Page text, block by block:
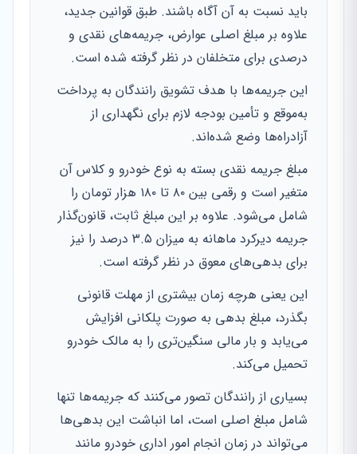
باید نسبت به آن آگاه باشند. طبق قوانین جدید،
علاوه بر مبلغ اصلی عوارض، جریمه‌های نقدی و
درصدی برای متخلفان در نظر گرفته شده است.
این جریمه‌ها با هدف تشویق رانندگان به پرداخت
به‌موقع و تأمین بودجه لازم برای نگهداری از
آزادراه‌ها وضع شده‌اند.
مبلغ جریمه نقدی بسته به نوع خودرو و کلاس آن
متغیر است و رقمی بین ۸۰ تا ۱۸۰ هزار تومان را
شامل می‌شود. علاوه بر این مبلغ ثابت، قانون‌گذار
جریمه دیرکرد ماهانه به میزان ۳.۵ درصد را نیز
برای بدهی‌های معوق در نظر گرفته است.
این یعنی هرچه زمان بیشتری از مهلت قانونی
بگذرد، مبلغ بدهی به صورت پلکانی افزایش
می‌یابد و بار مالی سنگین‌تری را به مالک خودرو
تحمیل می‌کند.
بسیاری از رانندگان تصور می‌کنند که جریمه‌ها تنها
شامل مبلغ اصلی است، اما انباشت این بدهی‌ها
می‌تواند در زمان انجام امور اداری خودرو مانند